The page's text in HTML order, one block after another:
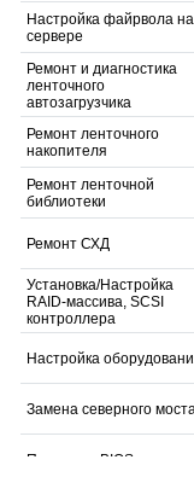
Настройка файрвола на
сервере
Ремонт и диагностика
ленточного
автозагрузчика
Ремонт ленточного
накопителя
Ремонт ленточной
библиотеки
Ремонт СХД
Установка/Настройка
RAID-массива, SCSI
контроллера
Настройка
Замена северного
Прошивка BIOS